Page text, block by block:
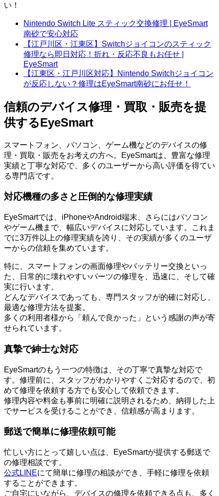
い！
Nintendo Switch Lite スティック交換修理 | EyeSmart
南砂で安心対応
【江戸川区・江東区】Switchジョイコンのスティック
修理なら即日対応！折れ・反応不良もお任せ |
EyeSmart
【江東区・江戸川区対応】Nintendo Switchジョイコン
が反応しない？修理はEyeSmart南砂にお任せ！
信頼のデバイス修理・買取・販売を提
供するEyeSmart
スマートフォン、パソコン、ゲーム機などのデバイスの修
理・買取・販売をお考えの方へ。EyeSmartは、豊富な修理
実績と丁寧な対応で、多くのユーザーから高い評価を得てい
る専門店です。
対応機種の多さと圧倒的な修理実績
EyeSmartでは、iPhoneやAndroid端末、さらにはパソコン
やゲーム機まで、幅広いデバイスに対応しています。これま
でに3万件以上の修理実績を誇り、その実績が多くのユーザ
ーからの信頼を集めています。
特に、スマートフォンの画面修理やバッテリー交換といっ
た、日常的に壊れやすいパーツの修理を、迅速に、そして確
実に行います。
どんなデバイスであっても、専門スタッフが的確に対応し、
最適な修理方法を提案。
多くの利用者様から「頼んで良かった」という感謝の声が寄
せられています。
真摯で紳士な対応
EyeSmartのもう一つの特徴は、その丁寧で真摯な対応で
す。修理前に、スタッフがわかりやすくご対応するので、初
めて修理を依頼する方でも安心して依頼できます。
修理内容や料金も事前に明確に説明されるため、納得した上
でサービスを受けることができ、信頼感が高まります。
郵送で簡単に修理依頼可能
忙しい方にとって嬉しい点は、EyeSmartが提供する郵送で
の修理相談です。
公式LINEにて簡単に修理の相談ができ、手軽に修理を依頼
することができます。
ご自宅にいながら、デバイスの修理を依頼できる点も、多く